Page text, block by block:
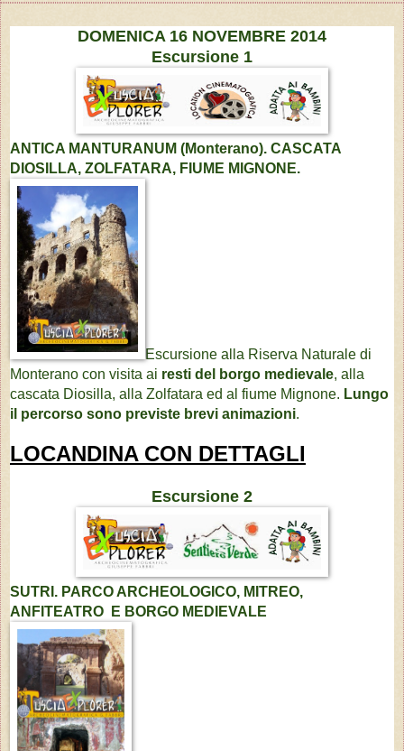
DOMENICA 16 NOVEMBRE 2014
Escursione 1
ANTICA MANTURANUM (Monterano). CASCATA
DIOSILLA, ZOLFATARA, FIUME MIGNONE.
Escursione alla Riserva Naturale di
Monterano con visita ai resti del borgo medievale, alla
cascata Diosilla, alla Zolfatara ed al fiume Mignone. Lungo
il percorso sono previste brevi animazioni.
LOCANDINA CON DETTAGLI
Escursione 2
SUTRI. PARCO ARCHEOLOGICO, MITREO,
ANFITEATRO
E BORGO MEDIEVALE